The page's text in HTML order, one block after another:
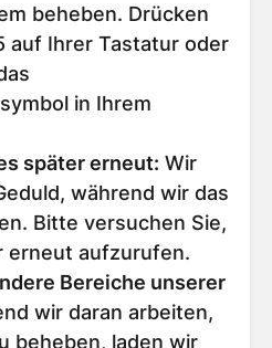
beheben. Drücken
auf Ihrer Tastatur oder
in Ihrem
später erneut: Wir
während wir das
Bitte versuchen Sie,
erneut aufzurufen.
Bereiche unserer
wir daran arbeiten,
beheben, laden wir